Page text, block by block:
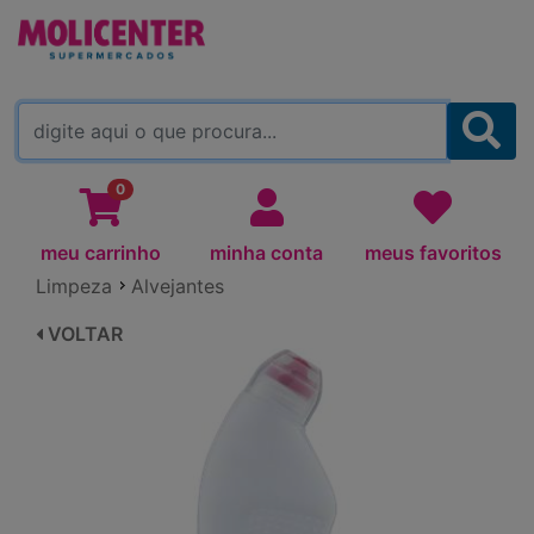
MOLICENTER ARAPONGAS
0
meu carrinho minha conta
meus favoritos
Limpeza
Alvejantes
VOLTAR